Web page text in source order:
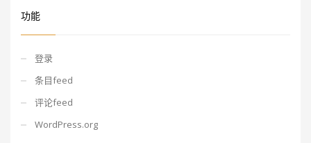
功能
登录
条目feed
评论feed
WordPress.org